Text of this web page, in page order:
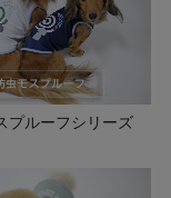
プルーフシリーズ